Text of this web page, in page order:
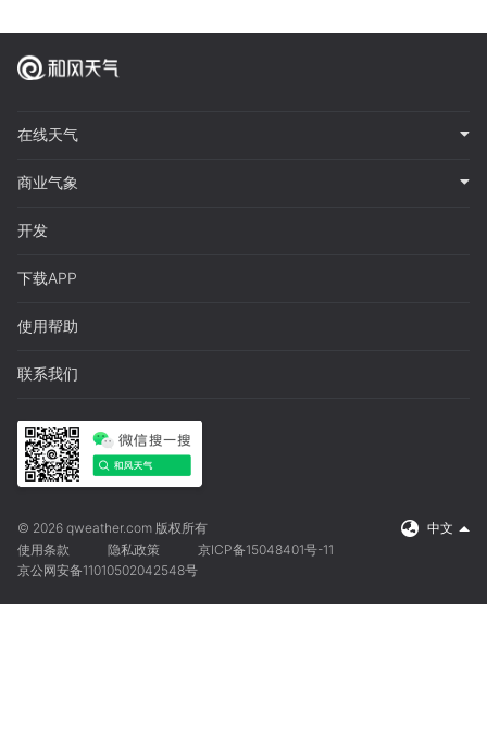
在线天气
商业气象
开发
下载APP
使用帮助
联系我们
© 2026 qweather.com 版权所有
中文
使用条款
隐私政策
京ICP备15048401号-11
京公网安备11010502042548号